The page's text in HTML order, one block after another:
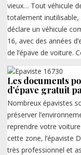
vieux… Tout véhicule
totalement inutilisable,
déclare un véhicule
16, avec des années
de l’épave de voiture.
Les documents
d’épave gratuit
Nombreux épavistes
préserver
reprendre votre
cette zone, l’épaviste
très professionnel et